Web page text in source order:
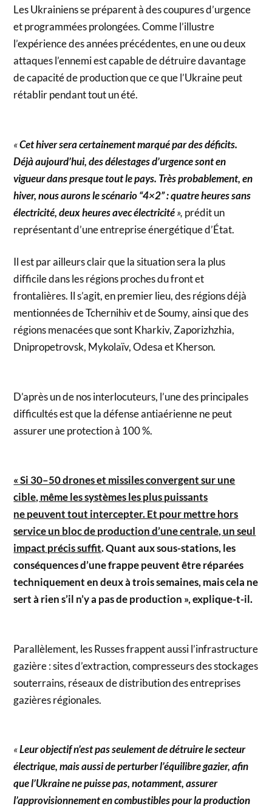
Les Ukrainiens se préparent à des coupures d’urgence
et programmées prolongées. Comme l’illustre
l’expérience des années précédentes, en une ou deux
attaques l’ennemi est capable de détruire davantage
de capacité de production que ce que l’Ukraine peut
rétablir pendant tout un été.
«Cet hiver sera certainement marqué par des déficits.
Déjà aujourd’hui, des délestages d’urgence sont en
vigueur dans presque tout le pays. Très probablement, en
hiver, nous aurons le scénario “4×2” : quatre heures sans
électricité, deux heures avec électricité», prédit un
représentant d’une entreprise énergétique d’État.
Il est par ailleurs clair que la situation sera la plus
difficile dans les régions proches du front et
frontalières. Il s’agit, en premier lieu, des régions déjà
mentionnées de Tchernihiv et de Soumy, ainsi que des
régions menacées que sont Kharkiv, Zaporizhzhia,
Dnipropetrovsk, Mykolaïv, Odesa et Kherson.
D’après un de nos interlocuteurs, l’une des principales
difficultés est que la défense antiaérienne ne peut
assurer une protection à 100 %.
« Si 30–50 drones et missiles convergent sur une
cible, même les systèmes les plus puissants
ne peuvent tout intercepter. Et pour mettre hors
service un bloc de production d’une centrale, un seul
impact précis suffit. Quant aux sous-stations, les
conséquences d’une frappe peuvent être réparées
techniquement en deux à trois semaines, mais cela ne
sert à rien s’il n’y a pas de production », explique-t-il.
Parallèlement, les Russes frappent aussi l’infrastructure
gazière : sites d’extraction, compresseurs des stockages
souterrains, réseaux de distribution des entreprises
gazières régionales.
«Leur objectif n’est pas seulement de détruire le secteur
électrique, mais aussi de perturber l’équilibre gazier, afin
que l’Ukraine ne puisse pas, notamment, assurer
l’approvisionnement en combustibles pour la production